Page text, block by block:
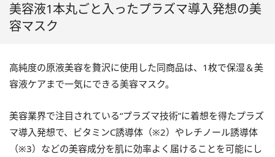
美容液1本丸ごと入ったプラズマ導入発想の美
容マスク
高純度の原液美容を贅沢に使用した同商品は、1枚で保湿＆美
容液ケアまで一気にできる美容マスク。
美容業界で注目されている“プラズマ技術”に着想を得たプラズ
マ導入発想で、ビタミンC誘導体（※2）やレチノール誘導体
（※3）などの美容成分を肌に効率よく届けることを可能にし